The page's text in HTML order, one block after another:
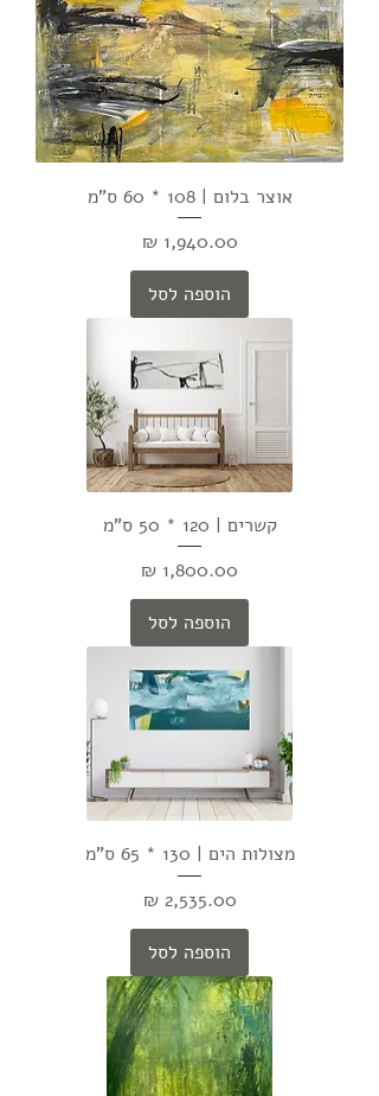
אוצר בלום | 108 * 60 ס"מ
מחיר
הוספה לסל
קשרים | 120 * 50 ס"מ
מחיר
הוספה לסל
מצולות הים | 130 * 65 ס"מ
מחיר
הוספה לסל